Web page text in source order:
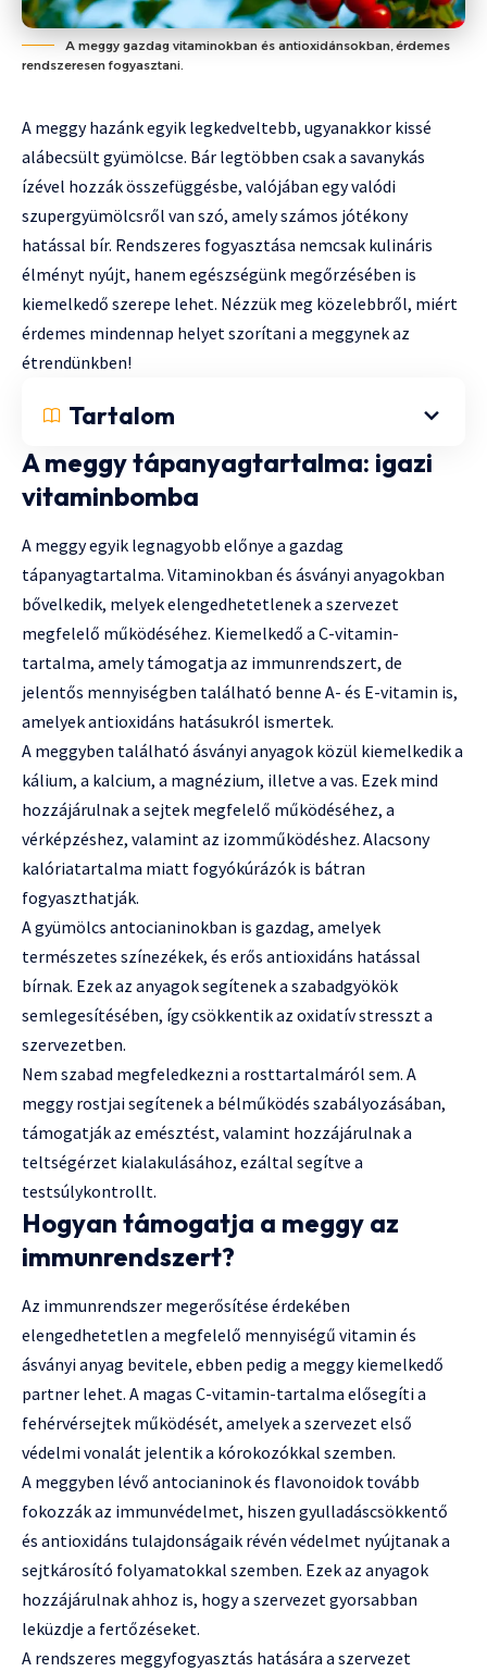
A meggy gazdag vitaminokban és antioxidánsokban, érdemes
rendszeresen fogyasztani.
A meggy hazánk egyik legkedveltebb, ugyanakkor kissé
alábecsült gyümölcse. Bár legtöbben csak a savanykás
ízével hozzák összefüggésbe, valójában egy valódi
szupergyümölcsről van szó, amely számos jótékony
hatással bír. Rendszeres fogyasztása nemcsak kulináris
élményt nyújt, hanem egészségünk megőrzésében is
kiemelkedő szerepe lehet. Nézzük meg közelebbről, miért
érdemes mindennap helyet szorítani a meggynek az
étrendünkben!
Tartalom
A meggy tápanyagtartalma: igazi
vitaminbomba
A meggy egyik legnagyobb előnye a gazdag
tápanyagtartalma. Vitaminokban és ásványi anyagokban
bővelkedik, melyek elengedhetetlenek a szervezet
megfelelő működéséhez. Kiemelkedő a C-vitamin-
tartalma, amely támogatja az immunrendszert, de
jelentős mennyiségben található benne A- és E-vitamin is,
amelyek antioxidáns hatásukról ismertek.
A meggyben található ásványi anyagok közül kiemelkedik a
kálium, a kalcium, a magnézium, illetve a vas. Ezek mind
hozzájárulnak a sejtek megfelelő működéséhez, a
vérképzéshez, valamint az izomműködéshez. Alacsony
kalóriatartalma miatt fogyókúrázók is bátran
fogyaszthatják.
A gyümölcs antocianinokban is gazdag, amelyek
természetes színezékek, és erős antioxidáns hatással
bírnak. Ezek az anyagok segítenek a szabadgyökök
semlegesítésében, így csökkentik az oxidatív stresszt a
szervezetben.
Nem szabad megfeledkezni a rosttartalmáról sem. A
meggy rostjai segítenek a bélműködés szabályozásában,
támogatják az emésztést, valamint hozzájárulnak a
teltségérzet kialakulásához, ezáltal segítve a
testsúlykontrollt.
Hogyan támogatja a meggy az
immunrendszert?
Az immunrendszer megerősítése érdekében
elengedhetetlen a megfelelő mennyiségű vitamin és
ásványi anyag bevitele, ebben pedig a meggy kiemelkedő
partner lehet. A magas C-vitamin-tartalma elősegíti a
fehérvérsejtek működését, amelyek a szervezet első
védelmi vonalát jelentik a kórokozókkal szemben.
A meggyben lévő antocianinok és flavonoidok tovább
fokozzák az immunvédelmet, hiszen gyulladáscsökkentő
és antioxidáns tulajdonságaik révén védelmet nyújtanak a
sejtkárosító folyamatokkal szemben. Ezek az anyagok
hozzájárulnak ahhoz is, hogy a szervezet gyorsabban
leküzdje a fertőzéseket.
A rendszeres meggyfogyasztás hatására a szervezet